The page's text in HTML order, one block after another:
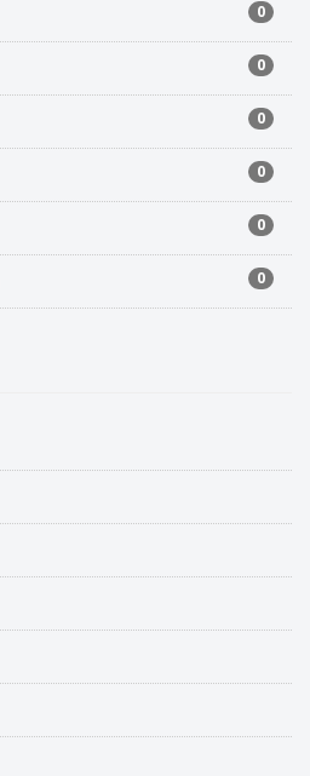
0
0
0
0
0
0